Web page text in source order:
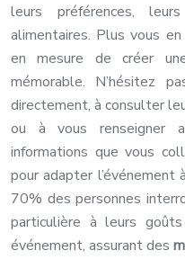
leurs préférences,
alimentaires. Plus vous
en mesure de créer
mémorable. N’hésitez
directement, à consulter
ou à vous renseigner
informations que vous
pour adapter
70% des personnes
particulière à leurs
événement, assurant des